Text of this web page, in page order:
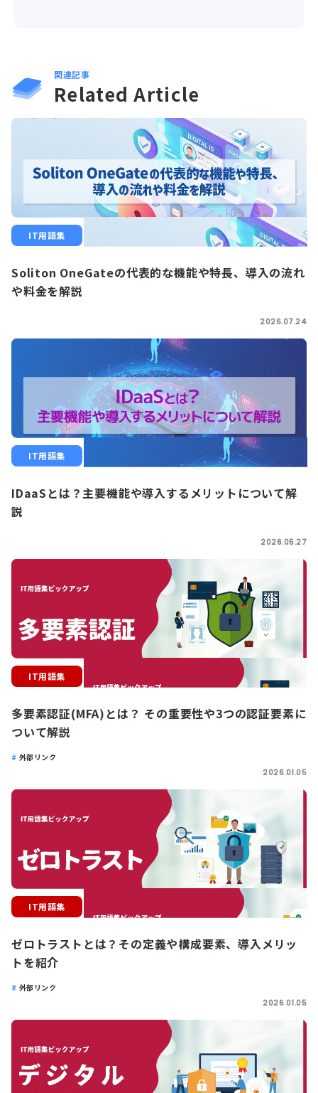
関連記事
Related Article
IT用語集
Soliton OneGateの代表的な機能や特長、導入の流れ
や料金を解説
2026.07.24
IT用語集
IDaaSとは？主要機能や導入するメリットについて解
説
2026.05.27
IT用語集
多要素認証(MFA)とは？ その重要性や3つの認証要素に
ついて解説
外部リンク
2026.01.05
IT用語集
ゼロトラストとは？その定義や構成要素、導入メリッ
トを紹介
外部リンク
2026.01.05